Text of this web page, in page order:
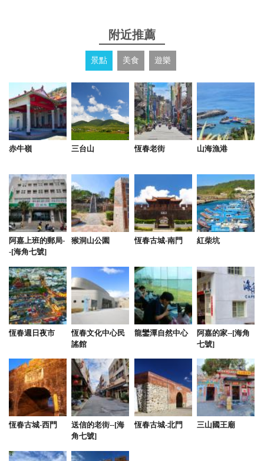
附近推薦
景點 美食 遊樂
赤牛嶺 三台山 恆春老街 山海漁港
阿嘉上班的郵局-
-[海角七號]
猴洞山公園 恆春古城-南門 紅柴坑
恆春週日夜市
恆春文化中心民
謠館
龍鑾潭自然中心
阿嘉的家--[海角
七號]
恆春古城-西門
送信的老街--[海
角七號]
恆春古城-北門 三山國王廟